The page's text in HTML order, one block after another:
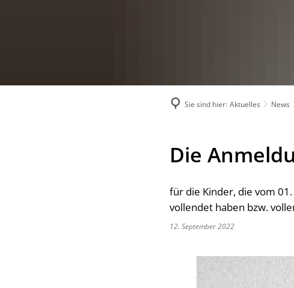
Sie sind hier: Aktuelles News
Die
für die Kinder, die vom
vollendet haben bzw.
12. September 2022